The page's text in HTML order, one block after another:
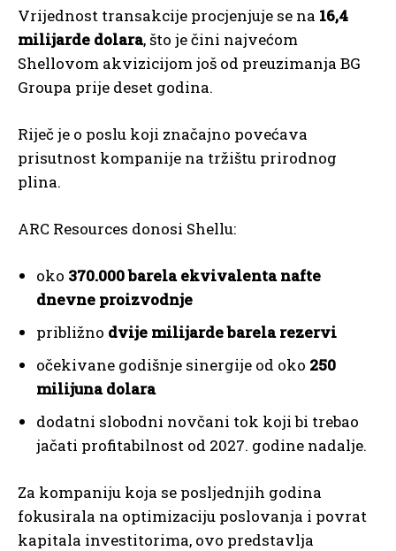
Vrijednost transakcije procjenjuje se na 16,4
milijarde dolara, što je čini najvećom
Shellovom akvizicijom još od preuzimanja BG
Groupa prije deset godina.
Riječ je o poslu koji značajno povećava
prisutnost kompanije na tržištu prirodnog
plina.
ARC Resources donosi Shellu:
oko 370.000 barela ekvivalenta nafte
dnevne proizvodnje
približno dvije milijarde barela rezervi
očekivane godišnje sinergije od oko 250
milijuna dolara
dodatni slobodni novčani tok koji bi trebao
jačati profitabilnost od 2027. godine nadalje.
Za kompaniju koja se posljednjih godina
fokusirala na optimizaciju poslovanja i povrat
kapitala investitorima, ovo predstavlja